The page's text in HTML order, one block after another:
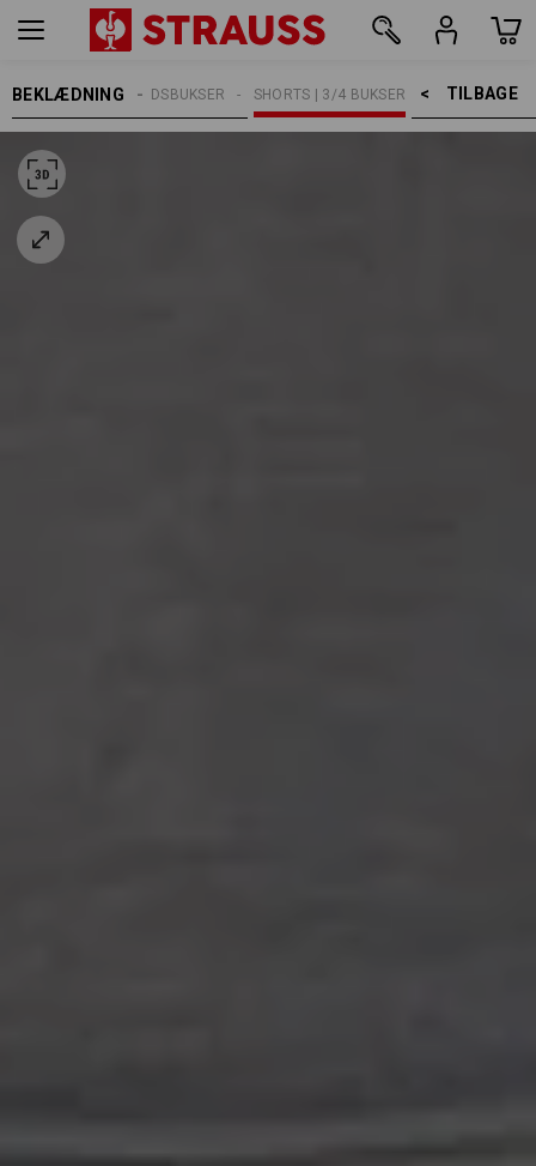
BEKLÆDNING TILBAGE    >
SHORTS | 3/4 BUKSER
ARBEJDSBUKSER
HERRER